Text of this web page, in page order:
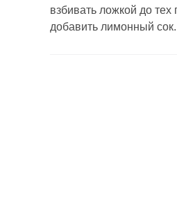
взбивать ложкой до
добавить лимонный сок.